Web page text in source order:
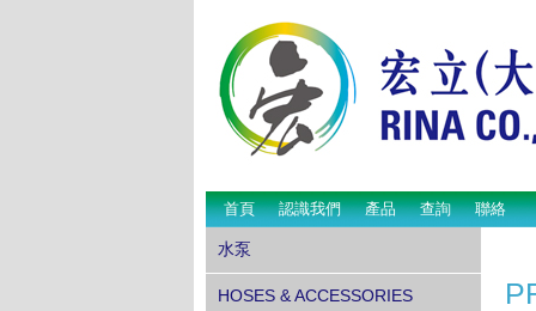
首頁 認識我們 產品 查詢 聯絡
水泵
HOSES & ACCESSORIES